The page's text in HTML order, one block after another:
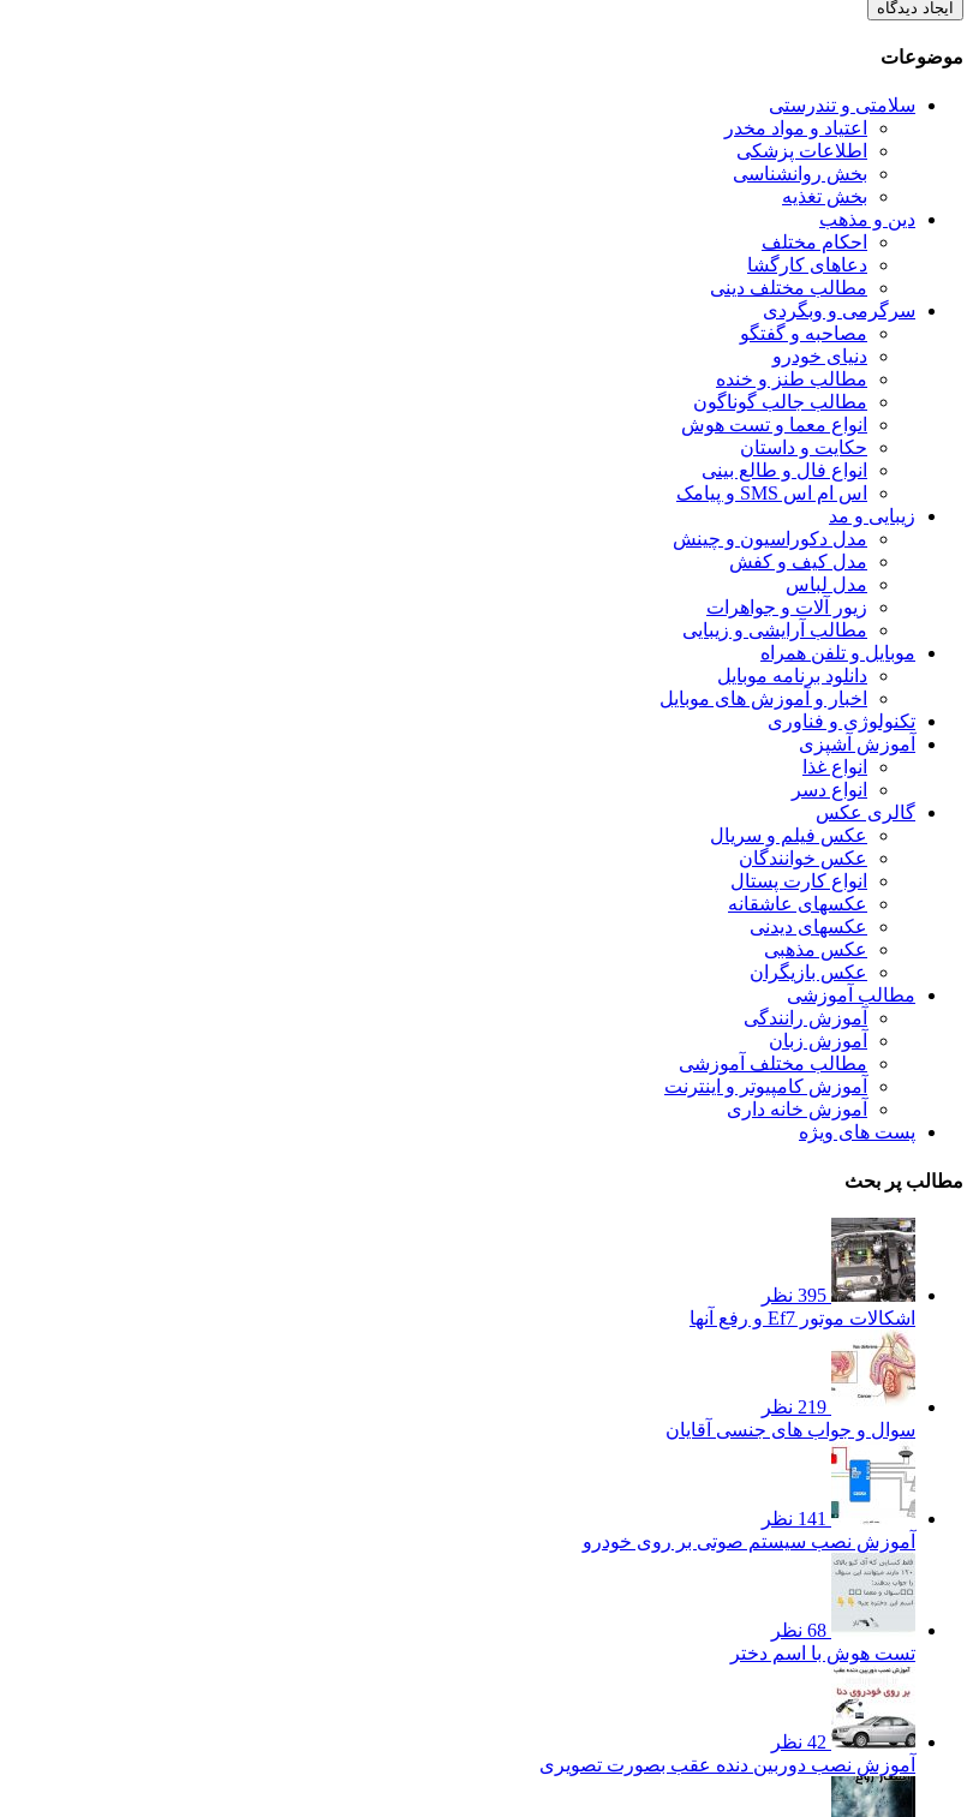
موضوعات
سلامتی و تندرستی
اعتیاد و مواد مخدر
اطلاعات پزشکی
بخش روانشناسی
بخش تغذیه
دین و مذهب
احکام مختلف
دعاهای کارگشا
مطالب مختلف دینی
سرگرمی و وبگردی
مصاحبه و گفتگو
دنیای خودرو
مطالب طنز و خنده
مطالب جالب گوناگون
انواع معما و تست هوش
حکایت و داستان
انواع فال و طالع بینی
اس ام اس SMS و پیامک
زیبایی و مد
مدل دکوراسیون و چینش
مدل کیف و کفش
مدل لباس
زیور آلات و جواهرات
مطالب آرایشی و زیبایی
موبایل و تلفن همراه
دانلود برنامه موبایل
اخبار و آموزش های موبایل
تکنولوژی و فناوری
آموزش آشپزی
انواع غذا
انواع دسر
گالری عکس
عکس فیلم و سریال
عکس خوانندگان
انواع کارت پستال
عکسهای عاشقانه
عکسهای دیدنی
عکس مذهبی
عکس بازیگران
مطالب آموزشی
آموزش رانندگی
آموزش زبان
مطالب مختلف آموزشی
آموزش کامپیوتر و اینترنت
آموزش خانه داری
پست های ویژه
مطالب پر بحث
395 نظر
اشکالات موتور Ef7 و رفع آنها
219 نظر
سوال و جواب های جنسی آقایان
141 نظر
آموزش نصب سیستم صوتی بر روی خودرو
68 نظر
تست هوش با اسم دختر
42 نظر
آموزش نصب دوربین دنده عقب بصورت تصویری